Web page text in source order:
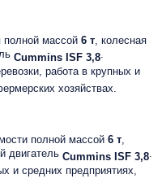
полной массой 6 т , колесная
Cummins ISF 3,8.
работа в крупных и
хозяйствах.
полной массой 6 т
двигатель Cummins ISF 3,8.
и средних предприятиях,